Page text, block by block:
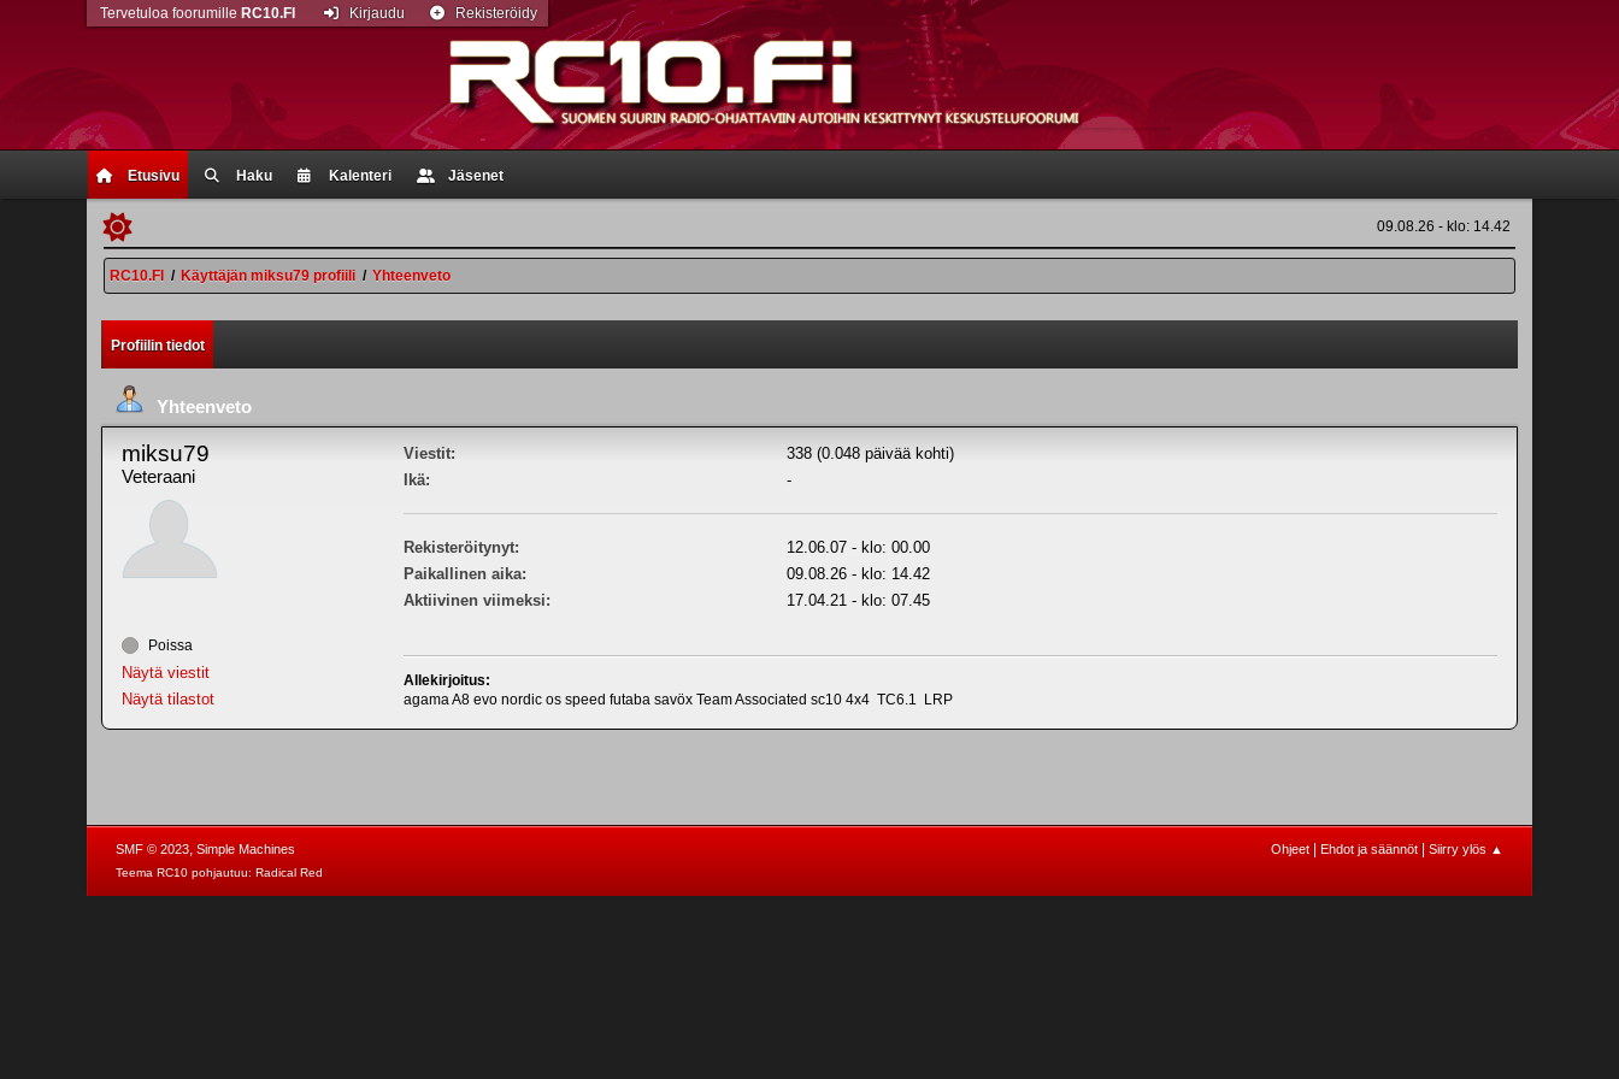
Etusivu Haku Kalenteri Jäsenet
Tervetuloa foorumille RC10.FI Kirjaudu Rekisteröidy
09.08.26 - klo: 14.42
RC10.FI / Käyttäjän miksu79 profiili / Yhteenveto
Profiilin tiedot
Yhteenveto
miksu79
Veteraani
Poissa
Näytä viestit
Näytä tilastot
Viestit:
338 (0.048 päivää kohti)
Ikä:
-
Rekisteröitynyt:
12.06.07 - klo: 00.00
Paikallinen aika:
09.08.26 - klo: 14.42
Aktiivinen viimeksi:
17.04.21 - klo: 07.45
Allekirjoitus:
agama A8 evo nordic os speed futaba savöx Team Associated sc10 4x4 TC6.1 LRP
Ohjeet Ehdot ja säännöt Siirry ylös ▲
SMF © 2023, Simple Machines
Teema RC10 pohjautuu: Radical Red